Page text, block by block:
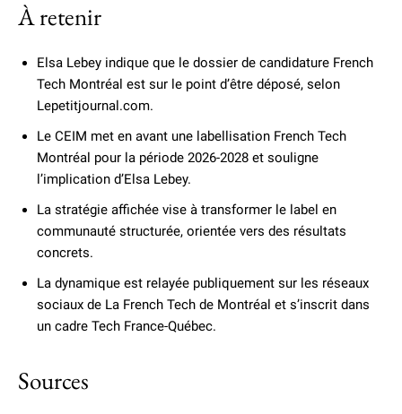
À retenir
Elsa Lebey indique que le dossier de candidature French
Tech Montréal est sur le point d’être déposé, selon
Lepetitjournal.com.
Le CEIM met en avant une labellisation French Tech
Montréal pour la période 2026-2028 et souligne
l’implication d’Elsa Lebey.
La stratégie affichée vise à transformer le label en
communauté structurée, orientée vers des résultats
concrets.
La dynamique est relayée publiquement sur les réseaux
sociaux de La French Tech de Montréal et s’inscrit dans
un cadre Tech France-Québec.
Sources